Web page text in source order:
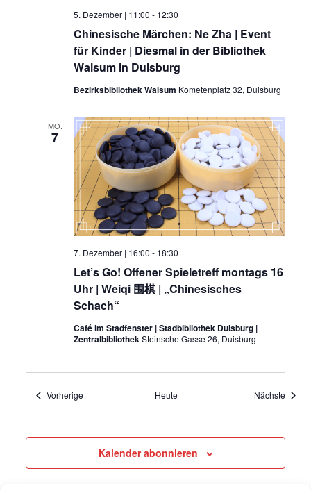
Chinesische Märchen: Ne Zha | Event
für Kinder | Diesmal in der Bibliothek
Walsum in Duisburg
5. Dezember | 11:00 - 12:30
Bezirksbibliothek Walsum Kometenplatz 32, Duisburg
MO.
7
Let’s Go! Offener Spieletreff montags 16
Uhr | Weiqi 围棋 | „Chinesisches
Schach“
7. Dezember | 16:00 - 18:30
Café im Stadfenster | Stadbibliothek Duisburg |
ZentralbibliothekSteinsche Gasse 26, Duisburg
Vorherige Heute Nächste
Kalender abonnieren